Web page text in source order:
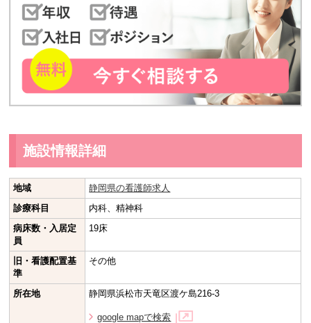
施設情報詳細
地域
静岡県の看護師求人
診療科目
内科、精神科
病床数・入居定
員
19床
旧・看護配置基
準
その他
所在地 静岡県浜松市天竜区渡ケ島216-3
google mapで検索